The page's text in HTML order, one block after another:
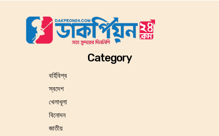
Category
বর্হিবিশ্ব
স্বদেশ
খেলাধূলা
বিনোদন
জাতীয়